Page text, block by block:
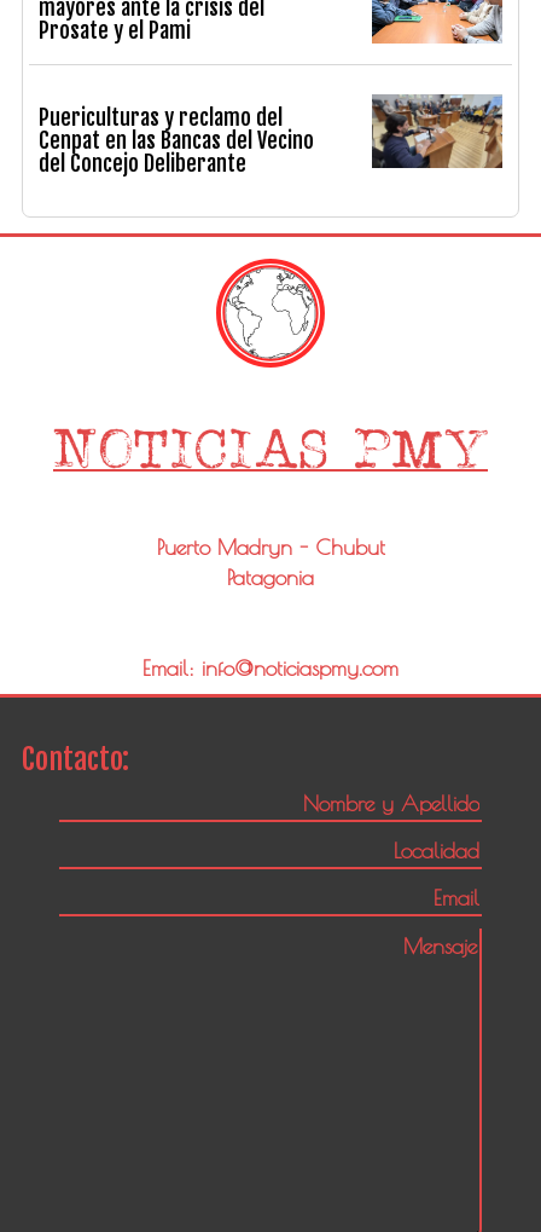
mayores ante la crisis del
Prosate y el Pami
Puericulturas y reclamo del
Cenpat en las Bancas del Vecino
del Concejo Deliberante
Puerto Madryn - Chubut
Patagonia
Email: info@noticiaspmy.com
Contacto: